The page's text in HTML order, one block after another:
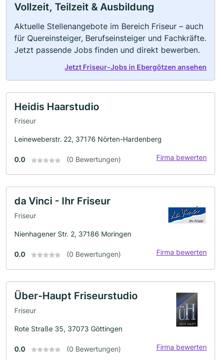
Vollzeit, Teilzeit & Ausbildung
Aktuelle Stellenangebote im Bereich Friseur – auch
für Quereinsteiger, Berufseinsteiger und Fachkräfte.
Jetzt passende Jobs finden und direkt bewerben.
Jetzt Friseur-Jobs in Ebergötzen ansehen
Heidis Haarstudio
Friseur
Leineweberstr. 22, 37176 Nörten-Hardenberg
0.0 (0 Bewertungen) Firma bewerten
da Vinci - Ihr Friseur
Friseur
Nienhagener Str. 2, 37186 Moringen
0.0 (0 Bewertungen) Firma bewerten
Über-Haupt Friseurstudio
Friseur
Rote Straße 35, 37073 Göttingen
0.0 (0 Bewertungen) Firma bewerten